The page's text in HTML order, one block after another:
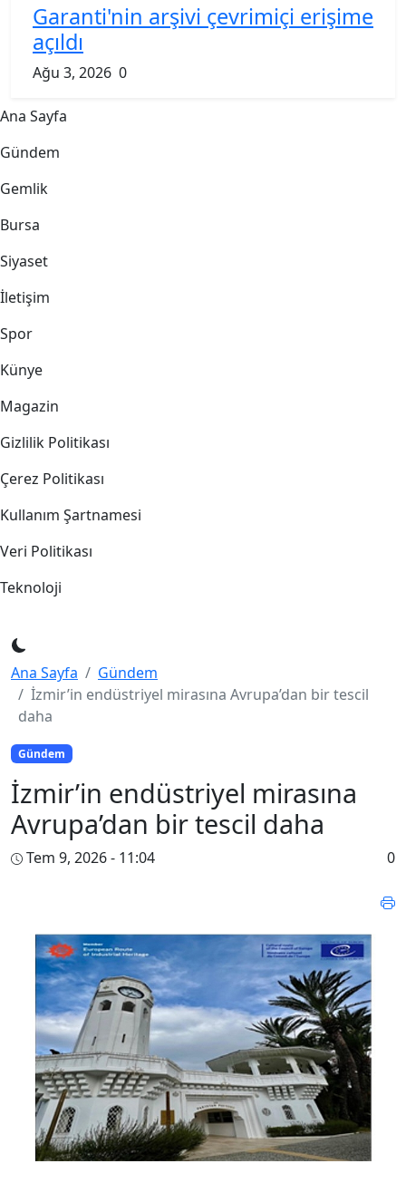
Garanti'nin arşivi çevrimiçi erişime
açıldı
Ağu 3, 2026 0
Ana Sayfa
Gündem
Gemlik
Bursa
Siyaset
İletişim
Spor
Künye
Magazin
Gizlilik Politikası
Çerez Politikası
Kullanım Şartnamesi
Veri Politikası
Teknoloji
Ana Sayfa
Gündem
İzmir’in endüstriyel mirasına Avrupa’dan bir tescil
daha
Gündem
İzmir’in endüstriyel mirasına
Avrupa’dan bir tescil daha
Tem 9, 2026 - 11:04 0